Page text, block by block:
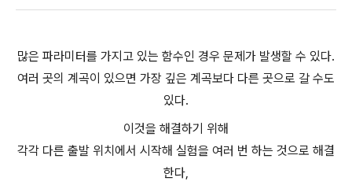
많은 파라미터를 가지고 있는 함수인 경우 문제가 발생할 수 있다.
여러 곳의 계곡이 있으면 가장 깊은 계곡보다 다른 곳으로 갈 수도
있다.
이것을 해결하기 위해
각각 다른 출발 위치에서 시작해 실험을 여러 번 하는 것으로 해결
한다,